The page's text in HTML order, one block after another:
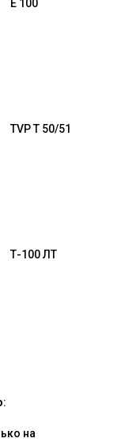
E 100
TVP T 50/51
Т-100 ЛТ
:
на